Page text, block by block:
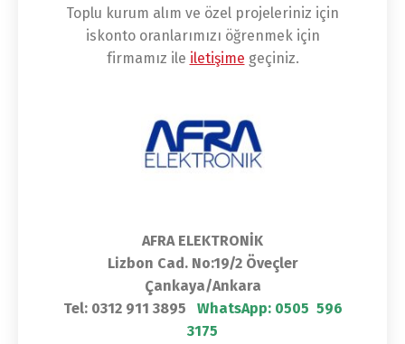
Toplu kurum alım ve özel projeleriniz için
iskonto oranlarımızı öğrenmek için
firmamız ile iletişime geçiniz.
AFRA ELEKTRONİK
Lizbon Cad. No:19/2 Öveçler
Çankaya/Ankara
Tel: 0312 911 3895 WhatsApp: 0505 596
3175